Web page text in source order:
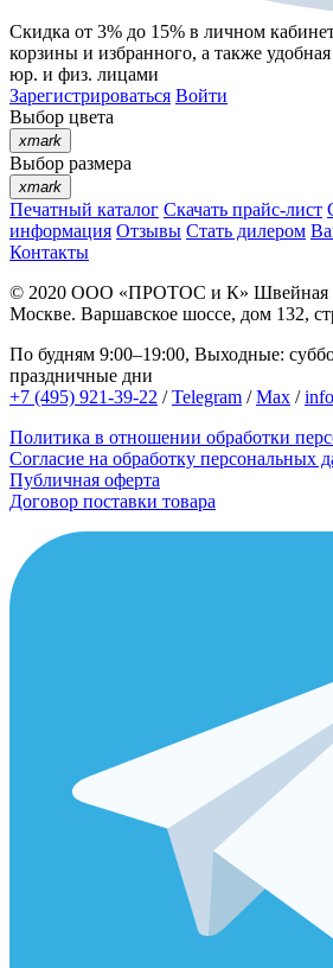
Скидка от 3% до 15% в личном
корзины и избранного, а также
юр. и физ. лицами
Зарегистрироваться Войти
Выбор цвета
xmark
Выбор размера
xmark
Печатный каталог Скачать прайс-лист
информация Отзывы Стать дилером
Контакты
© 2020 ООО «ПРОТОС и К» Швейная
Москве. Варшавское шоссе, дом 132,
По будням 9:00–19:00, Выходные:
праздничные дни
+7 (495) 921-39-22 /Telegram /Max /
Политика в отношении обработки
Согласие на обработку персональных
Публичная оферта
Договор поставки товара